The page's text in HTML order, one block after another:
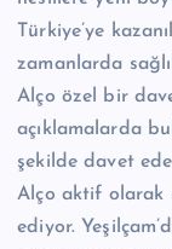
Türkiye’ye
zamanlarda
Alço özel bir
açıklamalarda
şekilde davet
Alço aktif olarak
ediyor.